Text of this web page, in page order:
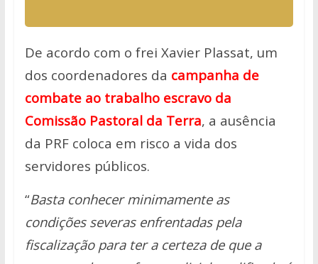
De acordo com o frei Xavier Plassat, um
dos coordenadores da campanha de
combate ao trabalho escravo da
Comissão Pastoral da Terra, a ausência
da PRF coloca em risco a vida dos
servidores públicos.
“Basta conhecer minimamente as
condições severas enfrentadas pela
fiscalização para ter a certeza de que a